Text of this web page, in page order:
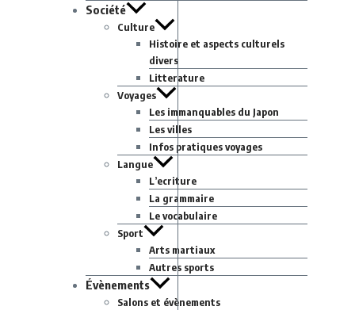
Société
Culture
Histoire et aspects culturels
divers
Litterature
Voyages
Les immanquables du Japon
Les villes
Infos pratiques voyages
Langue
L’ecriture
La grammaire
Le vocabulaire
Sport
Arts martiaux
Autres sports
Évènements
Salons et évènements